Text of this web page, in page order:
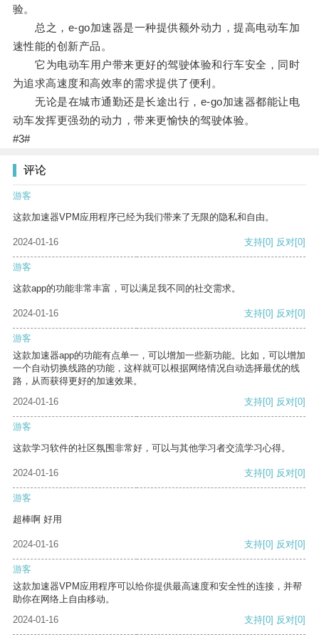
验。
总之，e-go加速器是一种提供额外动力，提高电动车加
速性能的创新产品。
它为电动车用户带来更好的驾驶体验和行车安全，同时
为追求高速度和高效率的需求提供了便利。
无论是在城市通勤还是长途出行，e-go加速器都能让电
动车发挥更强劲的动力，带来更愉快的驾驶体验。
#3#
评论
游客
这款加速器VPM应用程序已经为我们带来了无限的隐私和自由。
2024-01-16 支持[0] 反对[0]
游客
这款app的功能非常丰富，可以满足我不同的社交需求。
2024-01-16 支持[0] 反对[0]
游客
这款加速器app的功能有点单一，可以增加一些新功能。比如，可以增加
一个自动切换线路的功能，这样就可以根据网络情况自动选择最优的线
路，从而获得更好的加速效果。
2024-01-16
支持[0] 反对[0]
游客
这款学习软件的社区氛围非常好，可以与其他学习者交流学习心得。
2024-01-16 支持[0] 反对[0]
游客
超棒啊 好用
2024-01-16 支持[0] 反对[0]
游客
这款加速器VPM应用程序可以给你提供最高速度和安全性的连接，并帮
助你在网络上自由移动。
2024-01-16
支持[0] 反对[0]